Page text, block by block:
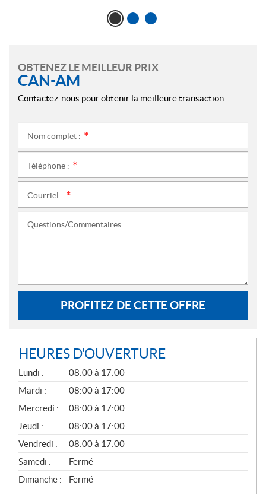
OBTENEZ LE MEILLEUR PRIX
CAN-AM
Contactez-nous pour obtenir la meilleure transaction.
Nom complet :
Téléphone :
Courriel :
Questions/Commentaires :
PROFITEZ DE CETTE OFFRE
HEURES D'OUVERTURE
G
É
N
É
R
A
L
Lundi :
08:00 à 17:00
Mardi :
08:00 à 17:00
Mercredi :
08:00 à 17:00
Jeudi :
08:00 à 17:00
Vendredi :
08:00 à 17:00
Samedi :
Fermé
Dimanche :
Fermé